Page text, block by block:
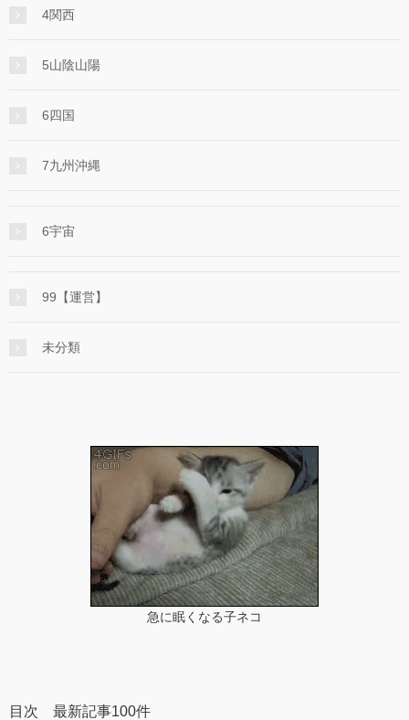
4関西
5山陰山陽
6四国
7九州沖縄
6宇宙
99【運営】
未分類
急に眠くなる子ネコ
目次 最新記事100件